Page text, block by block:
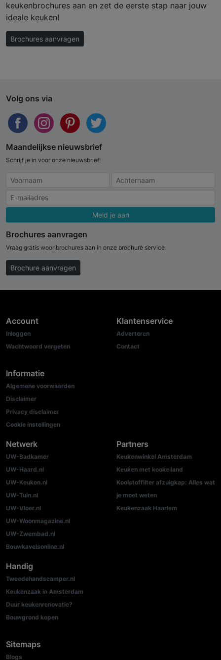
keukenbrochures aan en zet de eerste stap naar jouw
ideale keuken!
Brochures aanvragen
Volg ons via
Maandelijkse nieuwsbrief
Schrijf je in voor onze nieuwsbrief!
Meld je aan
Brochures aanvragen
Vraag gratis woonbrochures aan in onze brochure service
Brochure aanvragen
Account
Inloggen
Wachtwoord vergeten
Informatie
Algemene voorwaarden
Disclaimer
Privacy disclaimer
Cookie instellingen
Klantenservice
Adverteren
Contact
Netwerk
UW-Badkamer
UW-Haard.nl
UW-Keuken.nl
UW-Tuin.nl
UW-Vloer.nl
UW-Woonmagazine.nl
UW-Zwembad.nl
Bouwkavelsonline.nl
Partners
Keukenwinkel Amsterdam
Keuken met kookeiland
Koolstoffilter afzuigkap: Alles wat
je moet weten
Keukenzaak Haarlem
Handig
Tweedehandscamper.nl
Keukenzaak in Amsterdam
Duur keukenrenovatie?
Bouwgrond kopen
Sitemaps
Blogs